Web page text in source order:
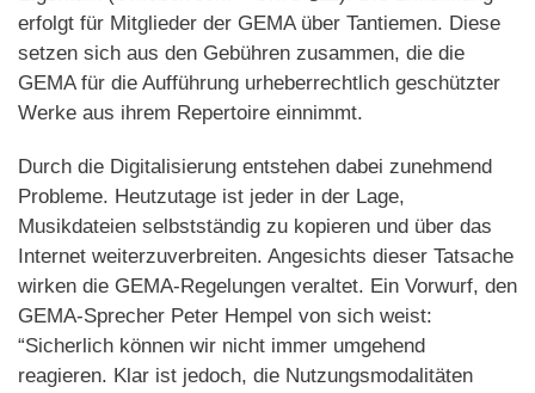
erfolgt für Mitglieder der GEMA über Tantiemen. Diese
setzen sich aus den Gebühren zusammen, die die
GEMA für die Aufführung urheberrechtlich geschützter
Werke aus ihrem Repertoire einnimmt.
Durch die Digitalisierung entstehen dabei zunehmend
Probleme. Heutzutage ist jeder in der Lage,
Musikdateien selbstständig zu kopieren und über das
Internet weiterzuverbreiten. Angesichts dieser Tatsache
wirken die GEMA-Regelungen veraltet. Ein Vorwurf, den
GEMA-Sprecher Peter Hempel von sich weist:
“Sicherlich können wir nicht immer umgehend
reagieren. Klar ist jedoch, die Nutzungsmodalitäten